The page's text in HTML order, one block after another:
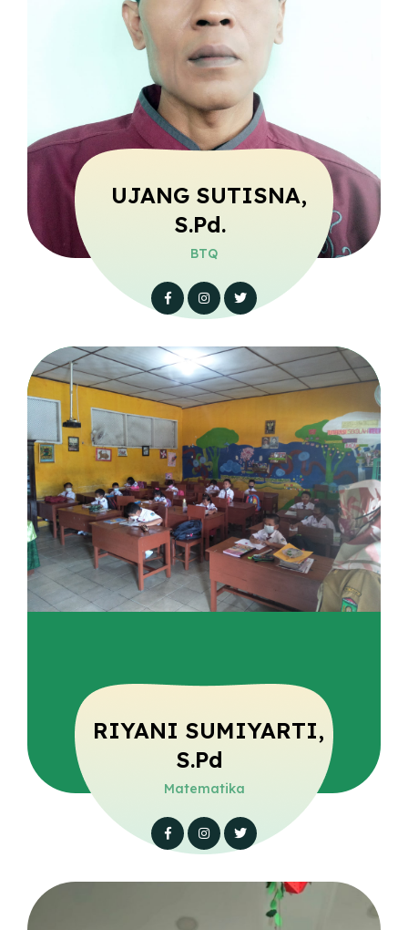
UJANG SUTISNA,
S.Pd.
BTQ
RIYANI SUMIYARTI,
S.Pd
Matematika